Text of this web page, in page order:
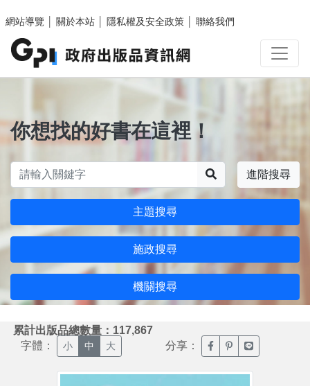
網站導覽
關於本站 隱私權及安全政策 聯絡我們
你想找的好書在這裡！
進階搜尋
主題搜尋
施政搜尋
機關搜尋
累計出版品總數量：117,867
字體： 小 中 大 分享： 臉書分享(另開新視窗)
噗浪分享(另開新
Line分享(另